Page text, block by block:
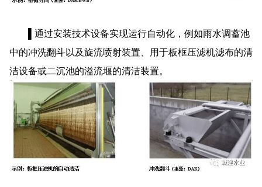
▌通过安装技术设备实现运行自动化，例如雨水调蓄池
中的冲洗翻斗以及旋流喷射装置、用于板框压滤机滤布的清
洁设备或二沉池的溢流堰的清洁装置。